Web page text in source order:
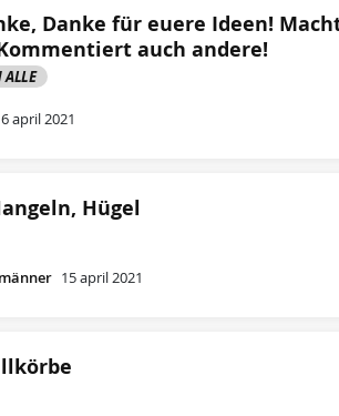
Danke für euere Ideen!
auch andere!
ALLE
april 2021
Hügel
15 april 2021